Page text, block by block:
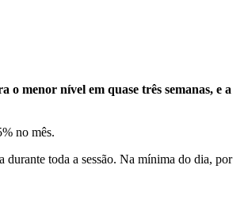
o menor nível em quase três semanas, e a
no mês.
durante toda a sessão. Na mínima do dia, por